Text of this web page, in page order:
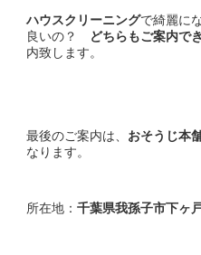
ハウスクリーニングで綺麗に
良いの？
どちらもご案内で
内致します。
最後のご案内は、 おそうじ本
なります。
所在地： 千葉県我孫子市下ヶ